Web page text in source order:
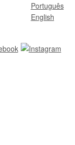
Português
English